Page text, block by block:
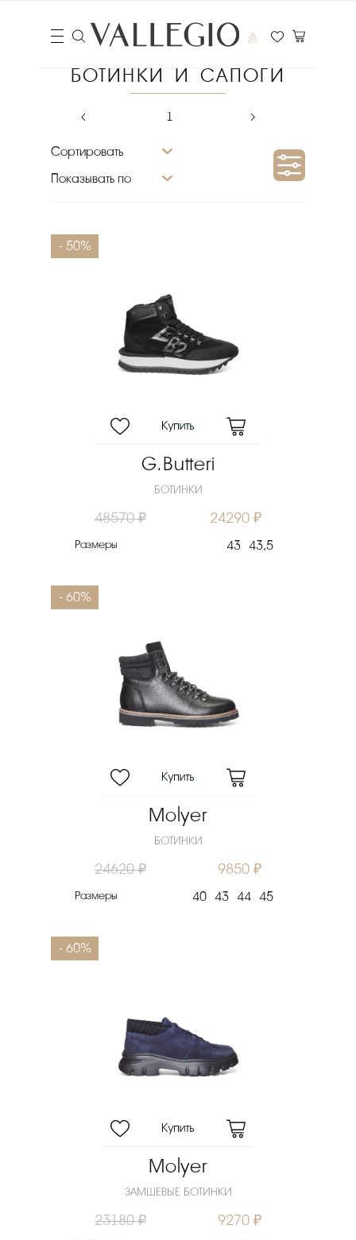
БОТИНКИ И САПОГИ
‹ 1 ›
Сортировать
Показывать по
Сезон
Материал подкладки
Материал подошвы
₽
- 50%
G.Butteri
БОТИНКИ
48570 ₽ 24290 ₽
Размеры 43 43,5
- 60%
Molyer
БОТИНКИ
24620 ₽ 9850 ₽
Размеры 40 43 44 45
- 60%
Molyer
ЗАМШЕВЫЕ БОТИНКИ
23180 ₽ 9270 ₽